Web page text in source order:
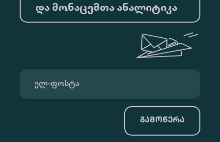
და მონაცემთა ანალიტიკა
გამოწერა